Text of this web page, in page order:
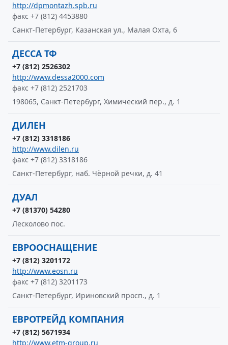
http://dpmontazh.spb.ru
факс +7 (812) 4453880
Санкт-Петербург, Казанская ул., Малая Охта, 6
ДЕССА ТФ
+7 (812) 2526302
http://www.dessa2000.com
факс +7 (812) 2521703
198065, Санкт-Петербург, Химический пер., д. 1
ДИЛЕН
+7 (812) 3318186
http://www.dilen.ru
факс +7 (812) 3318186
Санкт-Петербург, наб. Чёрной речки, д. 41
ДУАЛ
+7 (81370) 54280
Лесколово пос.
ЕВРООСНАЩЕНИЕ
+7 (812) 3201172
http://www.eosn.ru
факс +7 (812) 3201173
Санкт-Петербург, Ириновский просп., д. 1
ЕВРОТРЕЙД КОМПАНИЯ
+7 (812) 5671934
http://www.etm-group.ru